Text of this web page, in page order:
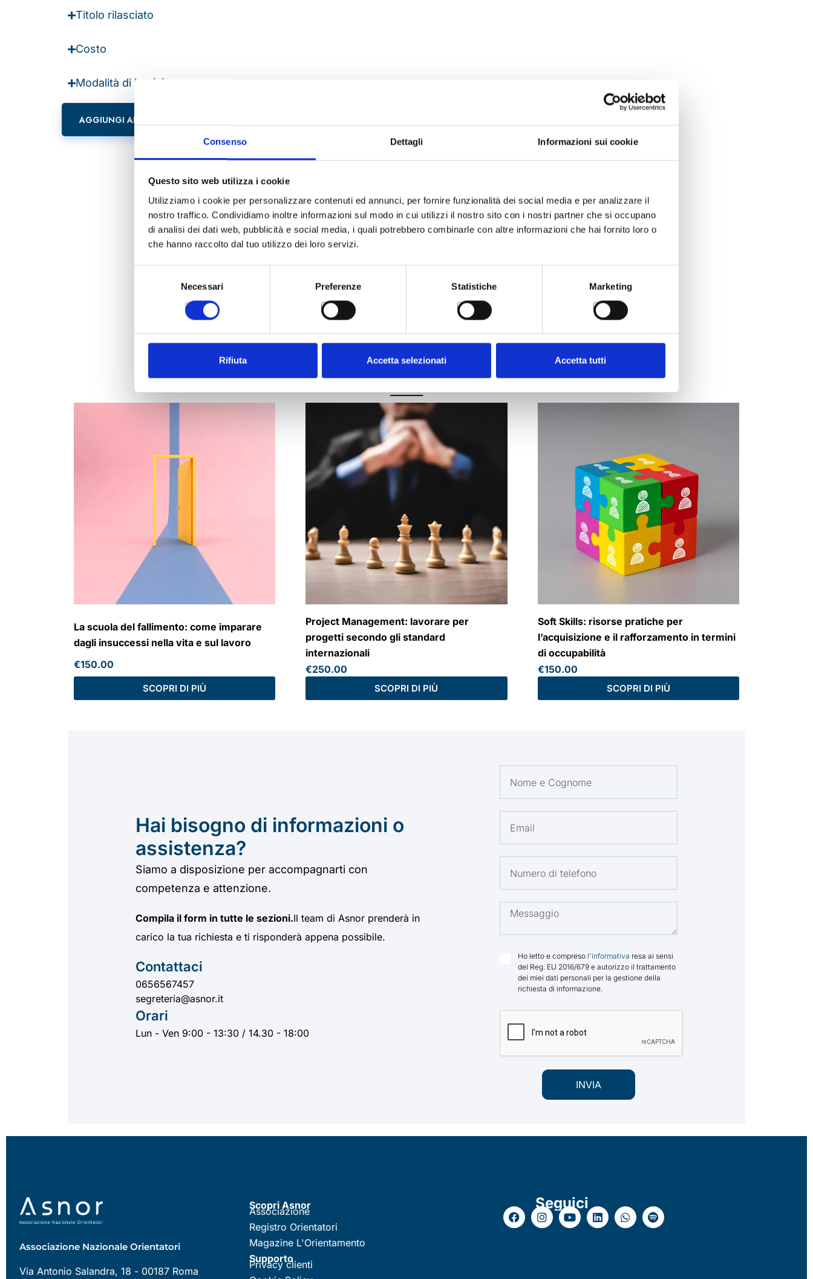
Consenso Dettagli Informazioni sui cookie
Questo sito web utilizza i cookie
Utilizziamo i cookie per personalizzare contenuti ed annunci, per fornire funzionalità dei social media e per analizzare il
nostro traffico. Condividiamo inoltre informazioni sul modo in cui utilizzi il nostro sito con i nostri partner che si occupano
di analisi dei dati web, pubblicità e social media, i quali potrebbero combinarle con altre informazioni che hai fornito loro o
che hanno raccolto dal tuo utilizzo dei loro servizi.
Necessari Preferenze Statistiche Marketing
Rifiuta Accetta selezionati Accetta tutti
Titolo rilasciato
Costo
Modalità di iscrizione
AGGIUNGI AL CARRELLO
Potrebbe interessarti
______
La scuola del fallimento: come imparare
dagli insuccessi nella vita e sul lavoro
€150.00
SCOPRI DI PIÙ
Project Management: lavorare per
progetti secondo gli standard
internazionali
€250.00
SCOPRI DI PIÙ
Soft Skills: risorse pratiche per
l’acquisizione e il rafforzamento in termini
di occupabilità
€150.00
SCOPRI DI PIÙ
Hai bisogno di informazioni o
assistenza?
Siamo a disposizione per accompagnarti con
competenza e attenzione.
Compila il form in tutte le sezioni.Il team di Asnor prenderà in
carico la tua richiesta e ti risponderà appena possibile.
Contattaci
0656567457
segreteria@asnor.it
Orari
Lun - Ven 9:00 - 13:30 / 14.30 - 18:00
Ho letto e compreso l'informativa resa ai sensi
del Reg. EU 2016/679 e autorizzo il trattamento
dei miei dati personali per la gestione della
richiesta di informazione.
INVIA
Associazione Nazionale Orientatori
Via Antonio Salandra, 18 - 00187 Roma
Scopri Asnor
Associazione
Registro Orientatori
Magazine L'Orientamento
Supporto
Privacy clienti
Seguici